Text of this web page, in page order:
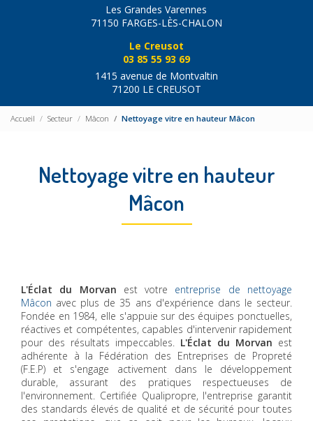
Les Grandes Varennes
71150 FARGES-LÈS-CHALON
Le Creusot
03 85 55 93 69
1415 avenue de Montvaltin
71200 LE CREUSOT
Accueil Secteur Mâcon Nettoyage vitre en hauteur Mâcon
Nettoyage vitre en hauteur
Mâcon
L'Éclat du Morvan est votre entreprise de nettoyage
Mâcon avec plus de 35 ans d'expérience dans le secteur.
Fondée en 1984, elle s'appuie sur des équipes ponctuelles,
réactives et compétentes, capables d'intervenir rapidement
pour des résultats impeccables. L'Éclat du Morvan est
adhérente à la Fédération des Entreprises de Propreté
(F.E.P) et s'engage activement dans le développement
durable, assurant des pratiques respectueuses de
l'environnement. Certifiée Qualipropre, l'entreprise garantit
des standards élevés de qualité et de sécurité pour toutes